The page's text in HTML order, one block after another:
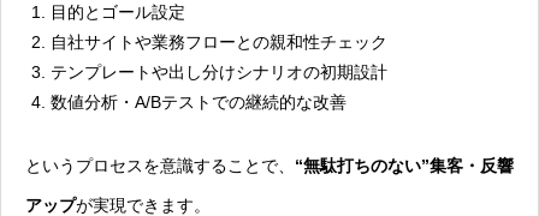
目的とゴール設定
自社サイトや業務フローとの親和性チェック
テンプレートや出し分けシナリオの初期設計
数値分析・A/Bテストでの継続的な改善
というプロセスを意識することで、 “無駄打ちのない”集客・反響
アップが実現できます。